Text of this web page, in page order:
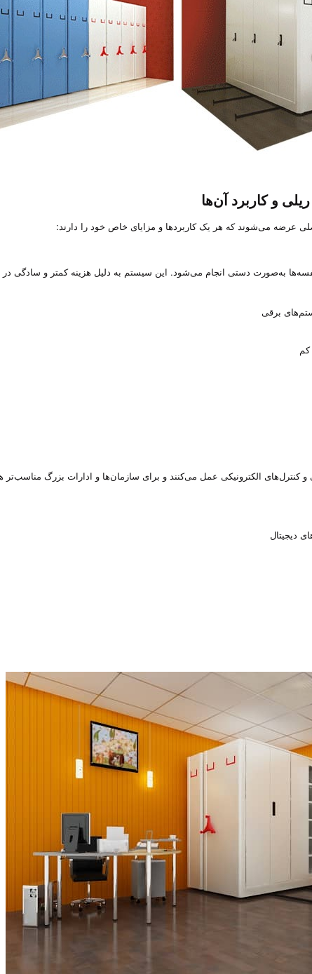
و کاربرد آن‌ها
عرضه می‌شوند که هر یک کاربردها و مزایای خاص خود را دارند:
به‌صورت دستی انجام می‌شود. این سیستم به دلیل هزینه کمتر و سادگی
برقی
کم
کنترل‌های الکترونیکی عمل می‌کنند و برای سازمان‌ها و ادارات بزرگ مناسب‌تر
دیجیتال